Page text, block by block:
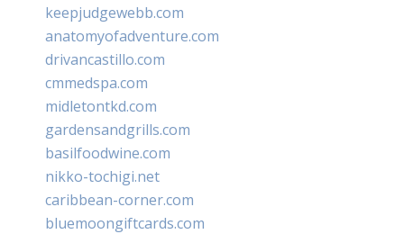
keepjudgewebb.com
anatomyofadventure.com
drivancastillo.com
cmmedspa.com
midletontkd.com
gardensandgrills.com
basilfoodwine.com
nikko-tochigi.net
caribbean-corner.com
bluemoongiftcards.com